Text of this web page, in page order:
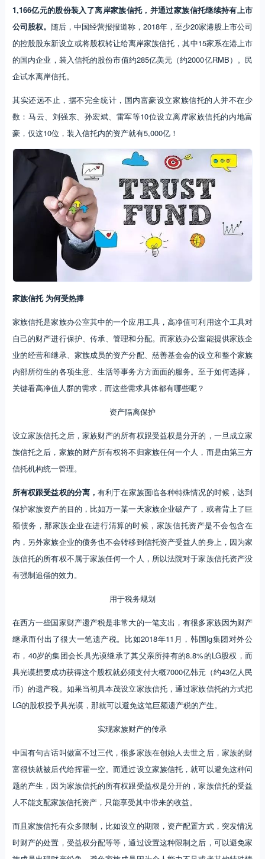
1,166亿元的股份装入了离岸家族信托，并通过家族信托继续持有上市
公司股权。 随后，中国经营报报道称，2018年，至少20家港股上市公司
的控股股东新设立或将股权转让给离岸家族信托，其中15家系在港上市
的国内企业，装入信托的股份市值约285亿美元（约2000亿RMB）。民
企试水离岸信托。
其实还远不止，据不完全统计，国内富豪设立家族信托的人并不在少
数：马云、刘强东、孙宏斌、雷军等10位设立离岸家族信托的内地富
豪，仅这10位，装入信托内的资产就有5,000亿！
家族信托 为何受热捧
家族信托是家族办公室其中的一个应用工具，高净值可利用这个工具对
自己的财产进行保护、传承、管理和分配。而家族办公室能提供家族企
业的经营和继承、家族成员的资产分配、慈善基金会的设立和整个家族
内部所衍生的各项生意、生活等事务方方面面的服务。至于如何选择，
关键看高净值人群的需求，而这些需求具体都有哪些呢？
资产隔离保护
设立家族信托之后，家族财产的所有权跟受益权是分开的，一旦成立家
族信托之后，家族的财产所有权将不归家族任何一个人，而是由第三方
信托机构统一管理。
所有权跟受益权的分离，有利于在家族面临各种特殊情况的时候，达到
保护家族资产的目的，比如万一某一天家族企业破产了，或者背上了巨
额债务，那家族企业在进行清算的时候，家族信托资产是不会包含在
内，另外家族企业的债务也不会转移到信托资产受益人的身上，因为家
族信托的所有权不属于家族任何一个人，所以法院对于家族信托资产没
有强制追偿的效力。
用于税务规划
在西方一些国家财产遗产税是非常大的一笔支出，有很多家族因为财产
继承而付出了很大一笔遗产税。比如2018年11月，韩国lg集团对外公
布，40岁的集团会长具光谟继承了其父亲所持有的8.8%的LG股权，而
具光谟想要成功获得这个股权就必须支付大概7000亿韩元（约43亿人民
币）的遗产税。如果当初具本茂设立家族信托，通过家族信托的方式把
LG的股权授予具光谟，那就可以避免这笔巨额遗产税的产生。
实现家族财产的传承
中国有句古话叫做富不过三代，很多家族在创始人去世之后，家族的财
富很快就被后代给挥霍一空。而通过设立家族信托，就可以避免这种问
题的产生，因为家族信托的所有权跟受益权是分开的，家族信托的受益
人不能支配家族信托资产，只能享受其中带来的收益。
而且家族信托有众多限制，比如设立的期限，资产配置方式，突发情况
时财产的处置，受益权分配等等，通过设置这种限制之后，可以避免家